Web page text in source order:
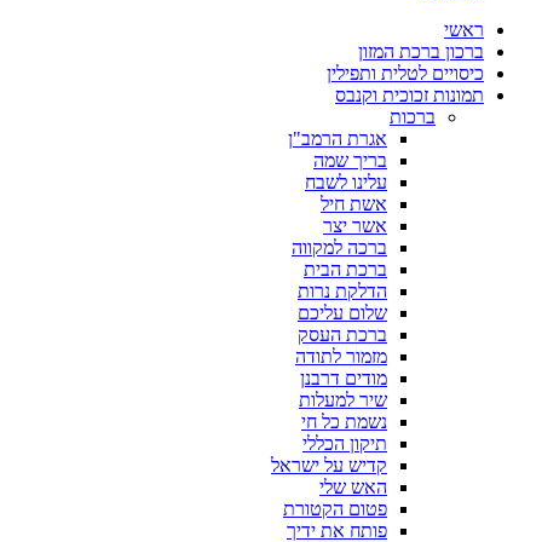
ראשי
ברכון ברכת המזון
כיסויים לטלית ותפילין
תמונות זכוכית וקנבס
ברכות
אגרת הרמב"ן
בריך שמה
עלינו לשבח
אשת חיל
אשר יצר
ברכה למקווה
ברכת הבית
הדלקת נרות
שלום עליכם
ברכת העסק
מזמור לתודה
מודים דרבנן
שיר למעלות
נשמת כל חי
תיקון הכללי
קדיש על ישראל
האש שלי
פטום הקטורת
פותח את ידיך